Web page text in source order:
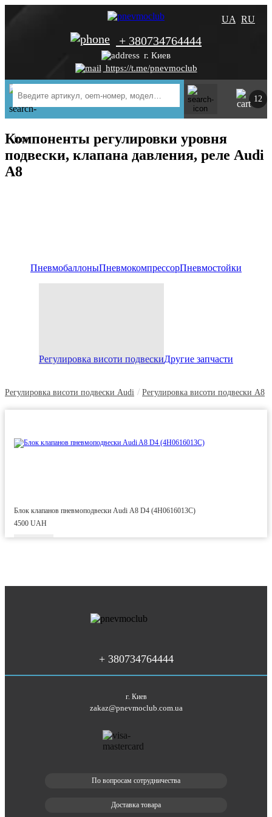
UA RU
+ 380734764444
г. Киев
https://t.me/pnevmoclub
12
Компоненты регулировки уровня
подвески, клапана давления, реле Audi
A8
ПневмобаллоныПневмокомпрессорПневмостойки
Регулировка висоти подвескиДругие запчасти
Регулировка висоти подвески Audi / Регулировка висоти подвески A8
Блок клапанов пневмоподвески Audi A8 D4 (4H0616013C)
4500 UAH
+ 380734764444
г. Киев
zakaz@pnevmoclub.com.ua
По вопросам сотрудничества
Доставка товара